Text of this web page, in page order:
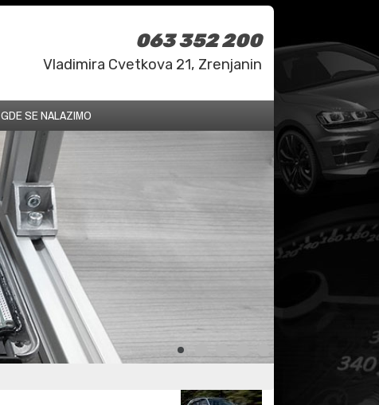
063 352 200
Vladimira Cvetkova 21, Zrenjanin
GDE SE NALAZIMO